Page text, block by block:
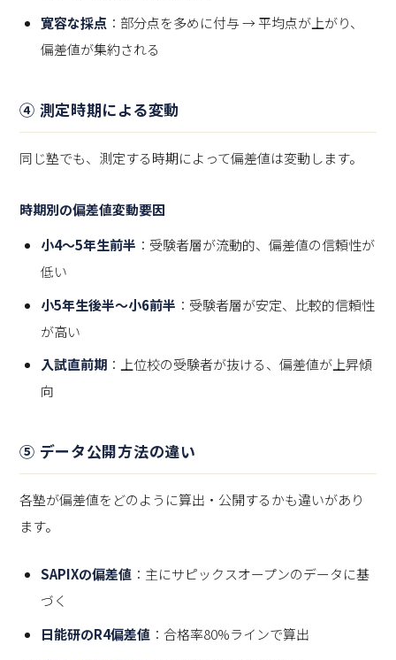
寛容な採点 ：部分点を多めに付与 → 平均点が上がり、
偏差値が集約される
④ 測定時期による変動
同じ塾でも、測定する時期によって偏差値は変動します。
時期別の偏差値変動要因
小4〜5年生前半 ：受験者層が流動的、偏差値の信頼性が
低い
小5年生後半〜小6前半 ：受験者層が安定、比較的信頼性
が高い
入試直前期 ：上位校の受験者が抜ける、偏差値が上昇傾
向
⑤ データ公開方法の違い
各塾が偏差値をどのように算出・公開するかも違いがあり
ます。
SAPIXの偏差値 ：主にサピックスオープンのデータに基
づく
日能研のR4偏差値 ：合格率80%ラインで算出